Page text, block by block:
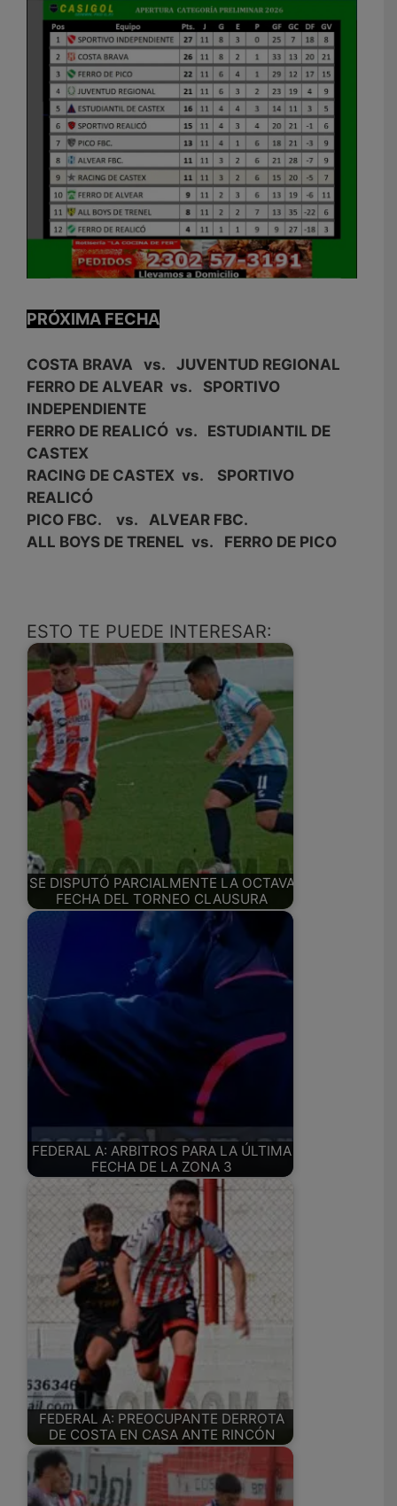
PRÓXIMA FECHA
COSTA BRAVA vs. JUVENTUD REGIONAL
FERRO DE ALVEAR vs. SPORTIVO
INDEPENDIENTE
FERRO DE REALICÓ vs. ESTUDIANTIL DE
CASTEX
RACING DE CASTEX vs. SPORTIVO
REALICÓ
PICO FBC. vs. ALVEAR FBC.
ALL BOYS DE TRENEL vs. FERRO DE PICO
ESTO TE PUEDE INTERESAR:
SE DISPUTÓ PARCIALMENTE LA OCTAVA
FECHA DEL TORNEO CLAUSURA
FEDERAL A: ARBITROS PARA LA ÚLTIMA
FECHA DE LA ZONA 3
FEDERAL A: PREOCUPANTE DERROTA
DE COSTA EN CASA ANTE RINCÓN